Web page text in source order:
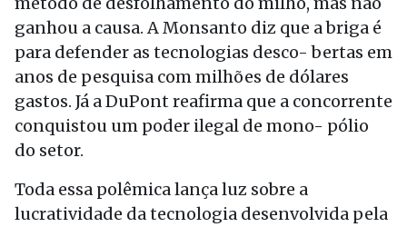
ganhou a causa. A Monsanto diz que a briga é
para defender as tecnologias desco- bertas em
anos de pesquisa com milhões de dólares
gastos. Já a DuPont reafirma que a concorrente
conquistou um poder ilegal de mono- pólio
do setor.
Toda essa polêmica lança luz sobre a
lucratividade da tecnologia desenvolvida pela